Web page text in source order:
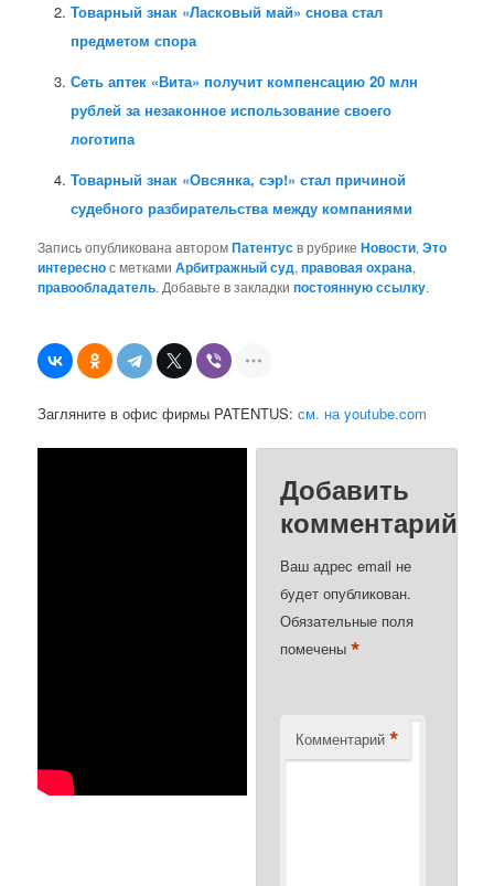
Товарный знак «Ласковый май» снова стал
предметом спора
Сеть аптек «Вита» получит компенсацию 20 млн
рублей за незаконное использование своего
логотипа
Товарный знак «Овсянка, сэр!» стал причиной
судебного разбирательства между компаниями
Запись опубликована авторомПатентусв рубрикеНовости,Это
интереснос меткамиАрбитражный суд,правовая охрана,
правообладатель. Добавьте в закладкипостоянную ссылку.
Загляните в офис фирмы PATENTUS:см. на youtube.com
Добавить
комментарий
Ваш адрес email не
будет опубликован.
Обязательные поля
помечены*
Комментарий *